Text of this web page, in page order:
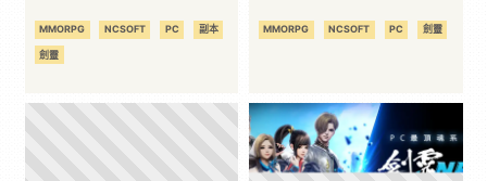
MMORPG NCSOFT PC 副本
劍靈
步進行中！
MMORPG NCSOFT PC 劍靈